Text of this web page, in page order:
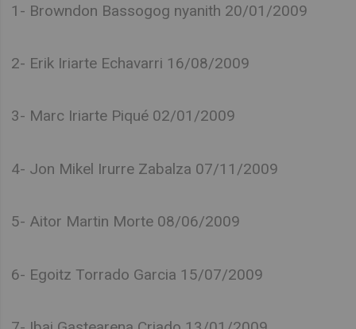
1- Browndon Bassogog nyanith 20/01/2009
2- Erik Iriarte Echavarri 16/08/2009
3- Marc Iriarte Piqué 02/01/2009
4- Jon Mikel Irurre Zabalza 07/11/2009
5- Aitor Martin Morte 08/06/2009
6- Egoitz Torrado Garcia 15/07/2009